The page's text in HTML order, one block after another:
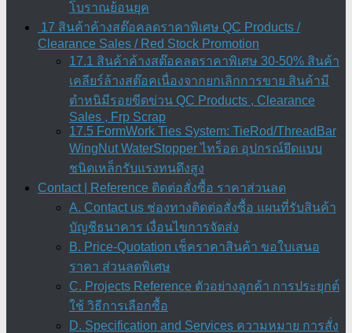
โบราณย้อนยุค
17 สินค้าค้างสต๊อคลดราคาพิเศษ QC Products /
Clearance Sales / Red Stock Promotion
17.1 สินค้าค้างสต๊อคลดราคาพิเศษ 30-50% สินค้า
เคลียร์ล้างสต๊อคเนื่องจากยกเลิกการขาย สินค้ามี
ตำหนิมีรอยขีดข่วน QC Products , Clearance
Sales , Frp Scrap
17.5 FormWork Ties System: TieRod/ThreadBar
WingNut WaterStopper ไทร็อด อุปกรณ์ยึดแบบ
ชนิดเหล็กรับแรงทนดึงสูง
Contact | Reference ติดต่อสั่งซื้อ ราคาส่วนลด
A. Contact us ช่องทางติดต่อสั่งซื้อ แผนที่รับสินค้า
บัญชีธนาคาร เงื่อนไขการจัดส่ง
B. Price-Quotation เช็คราคาสินค้า ขอใบเสนอ
ราคา ส่วนลดพิเศษ
C. Projects Reference ตัวอย่างลูกค้า การประยุกต์
ใช้ วิธีการเลือกซื้อ
D. Specification and Services ความหมาย การสั่ง